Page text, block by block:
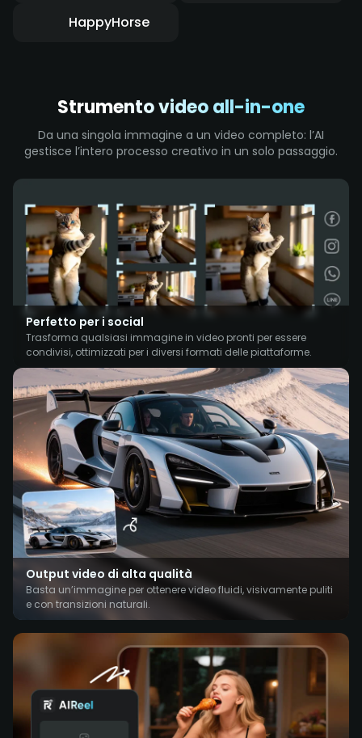
HappyHorse
Strumento video all-in-one
Da una singola immagine a un video completo: l’AI
gestisce l’intero processo creativo in un solo passaggio.
Perfetto per i social
Trasforma qualsiasi immagine in video pronti per essere
condivisi, ottimizzati per i diversi formati delle piattaforme.
Output video di alta qualità
Basta un’immagine per ottenere video fluidi, visivamente puliti
e con transizioni naturali.